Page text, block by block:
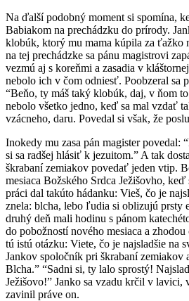
Na ďalší podobný moment si spomína,
Babiakom na prechádzku do prírody.
klobúk, ktorý mu mama kúpila za ťažko
na tej prechádzke sa pánu magistrovi
vezmú aj s koreňmi a zasadia v
nebolo ich v čom odniesť. Poobzeral sa
“Beňo, ty máš taký klobúk, daj, v ňom
nebolo všetko jedno, keď sa mal vzdať
vzácneho, daru. Povedal si však, že
Inokedy mu zasa pán magister povedal:
si sa radšej hlásiť k jezuitom.” A tak
škrabaní zemiakov povedať jeden vtip.
mesiaca Božského Srdca Ježišovho,
práci dal takúto hádanku: Vieš, čo je
znela: blcha, lebo ľudia si oblizujú prsty
druhý deň mali hodinu s pánom
do pobožností nového mesiaca a
tú istú otázku: Viete, čo je najsladšie na
Jankov spoločník pri škrabaní zemiakov
Blcha.” “Sadni si, ty lalo sprostý!
Ježišovo!” Janko sa vzadu krčil v lavici,
zavinil práve on.